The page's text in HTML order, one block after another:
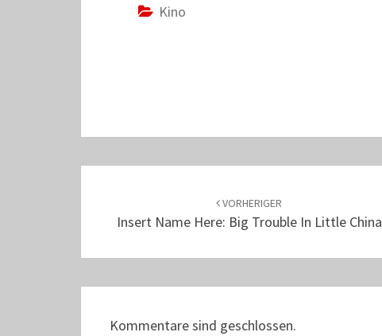
Kino
VORHERIGER
Insert Name Here: Big Trouble In Little China
Kommentare sind geschlossen.